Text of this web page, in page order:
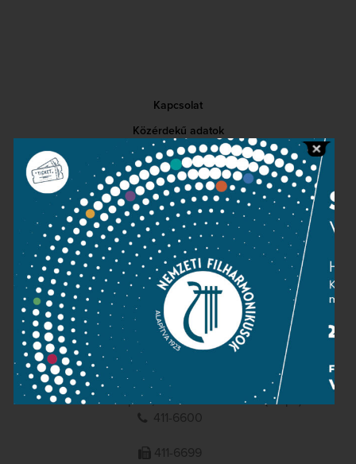
Kapcsolat
Közérdekű adatok
Sajtószoba
Adatvédelem
Impresszum
NEMZETI
FILHARMONIKUSOK
1095 Budapest, Komor Marcell u. 1. (Müpa)
411-6600
411-6699